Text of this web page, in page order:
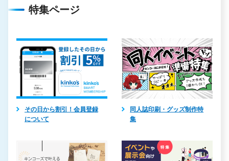
特集ページ
その日から割引！会員登録
について
同人誌印刷・グッズ制作特
集